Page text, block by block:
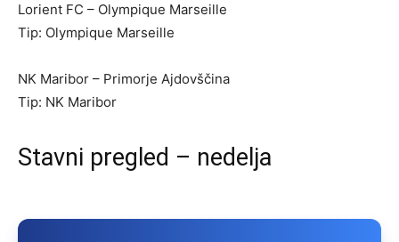
Lorient FC – Olympique Marseille
Tip: Olympique Marseille
NK Maribor – Primorje Ajdovščina
Tip: NK Maribor
Stavni pregled – nedelja